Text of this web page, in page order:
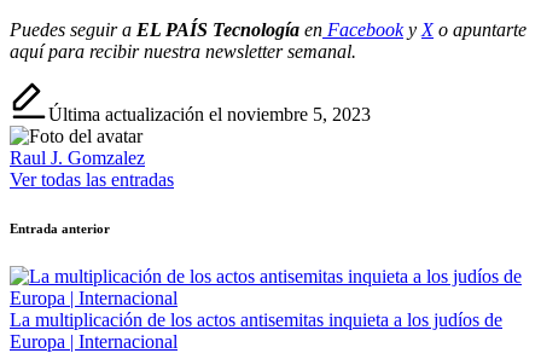
Puedes seguir a EL PAÍS Tecnología en Facebooky Xo apuntarte
aquí para recibir nuestra newsletter semanal.
Última actualización el noviembre 5, 2023
Raul J. Gomzalez
Ver todas las entradas
Navegación
de
entradas
Entrada anterior
La multiplicación de los actos antisemitas inquieta a los judíos de
Europa | Internacional